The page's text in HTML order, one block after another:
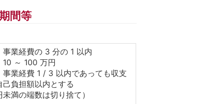
間等
業経費の 3 分の 1 以内
～ 100 万円
事業経費 1 / 3 以内であっても収支
己負担額以内とする
満の端数は切り捨て）